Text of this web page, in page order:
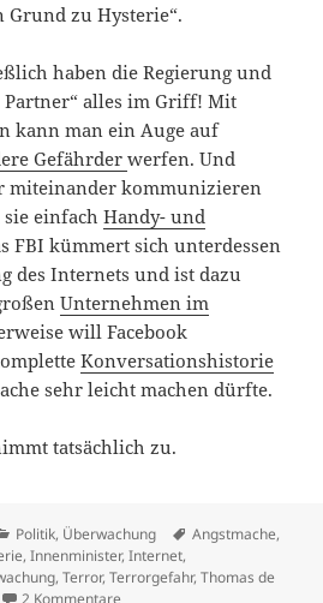
Grund zu Hysterie“.
haben die Regierung und
alles im Griff! Mit
kann man ein Auge auf
Gefährderwerfen. Und
miteinander kommunizieren
sie einfachHandy- und
FBI kümmert sich unterdessen
des Internets und ist dazu
Unternehmen im
will Facebook
Konversationshistorie
sehr leicht machen dürfte.
tatsächlich zu.
Kategorien
Politik, Überwachung Schlagwörter
Angstmache,
,Innenminister,Internet,
,Terror,Terrorgefahr,Thomas de
2 Kommentare